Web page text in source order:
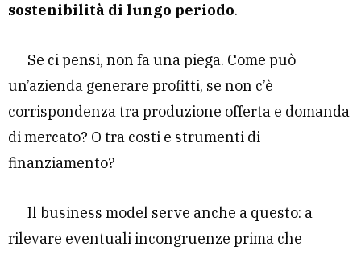
sostenibilità di lungo periodo.
Se ci pensi, non fa una piega. Come può
un’azienda generare profitti, se non c’è
corrispondenza tra produzione offerta e domanda
di mercato? O tra costi e strumenti di
finanziamento?
Il business model serve anche a questo: a
rilevare eventuali incongruenze prima che